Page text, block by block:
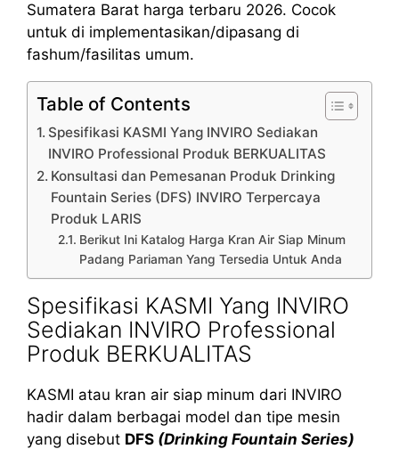
Sumatera Barat harga terbaru 2026. Cocok
untuk di implementasikan/dipasang di
fashum/fasilitas umum.
Table of Contents
Spesifikasi KASMI Yang INVIRO Sediakan
INVIRO Professional Produk BERKUALITAS
Konsultasi dan Pemesanan Produk Drinking
Fountain Series (DFS) INVIRO Terpercaya
Produk LARIS
Berikut Ini Katalog Harga Kran Air Siap Minum
Padang Pariaman Yang Tersedia Untuk Anda
Spesifikasi KASMI Yang INVIRO
Sediakan INVIRO Professional
Produk BERKUALITAS
KASMI atau kran air siap minum dari INVIRO
hadir dalam berbagai model dan tipe mesin
yang disebut DFS (Drinking Fountain Series)